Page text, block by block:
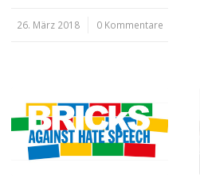
26. März 2018
/ 0 Kommentare